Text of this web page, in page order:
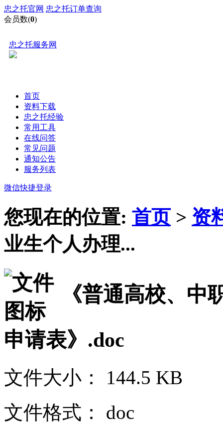
忠之托官网 忠之托订单查询
会员数(0)
忠之托服务网
首页
资料下载
忠之托经验
常用工具
在线问答
常见问题
通知公告
服务列表
微信快捷登录
您现在的位置: 首页 > 资
业生个人办理...
《普通高校、中
申请表》.doc
文件大小： 144.5 KB
文件格式： doc